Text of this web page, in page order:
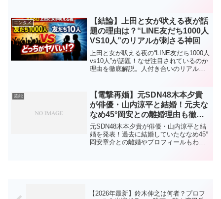
エンタメ
【結論】上田と女が吠える夜が話
題の理由は？“LINE友だち1000人
VS10人”のリアルが刺さる神回
上田と女が吠える夜の“LINE友だち1000人
vs10人”が話題！なぜ注目されているのか
理由を徹底解説。人付き合いのリアルや
芸能
【電撃再婚】元SDN48木本夕貴
が俳優・山内涼平と結婚！元夫な
なめ45°岡安との離婚理由も徹底
解説
元SDN48木本夕貴が俳優・山内涼平と結
婚を発表！過去に結婚していたななめ45°
岡安章介との離婚やプロフィールもわか
【2026年最新】鈴木伸之は何者？プロフ